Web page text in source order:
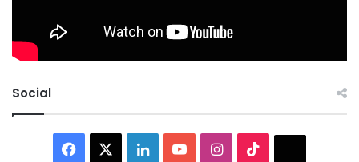
Social
Facebook LinkedInYouTubeInstagram